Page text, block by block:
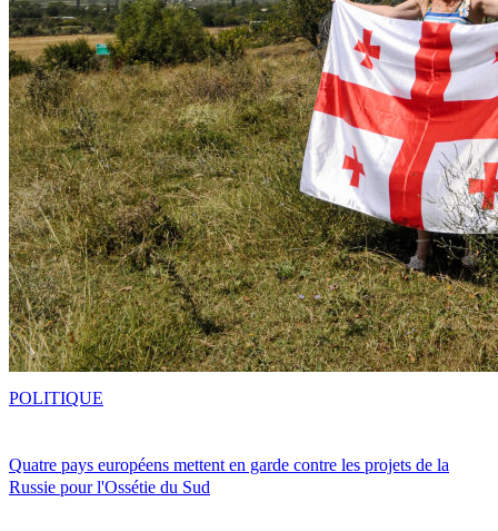
Quatre pays européens mettent en garde contre les projets de la
Russie pour l'Ossétie du Sud
POLITIQUE